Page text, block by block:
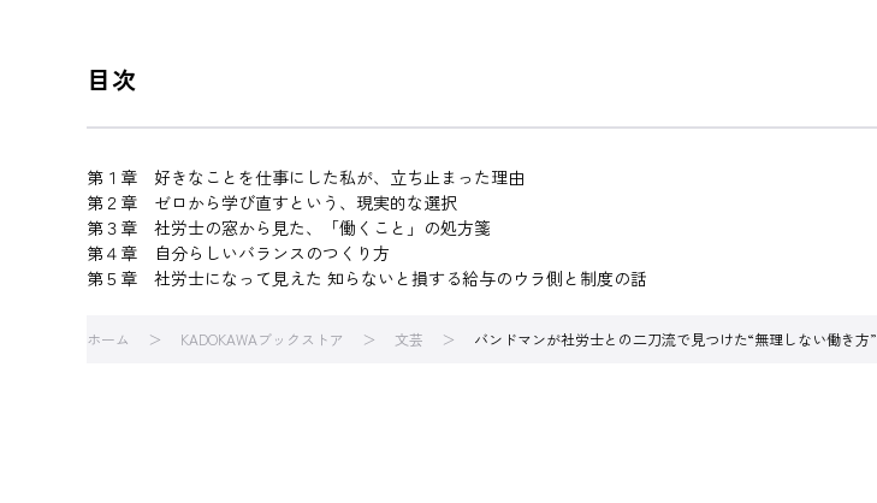
目次
第１章 好きなことを仕事にした私が、立ち止まった理由
第２章 ゼロから学び直すという、現実的な選択
第３章 社労士の窓から見た、「働くこと」の処方箋
第４章 自分らしいバランスのつくり方
第５章 社労士になって見えた 知らないと損する給与のウラ側と制度の話
ホーム KADOKAWAブックストア 文芸 バンドマンが社労士との二刀流で見つけた“無理しない働き方”